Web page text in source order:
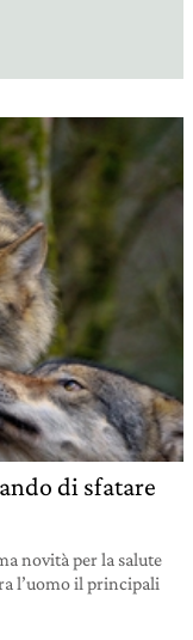
di sfatare
novità per la salute
l’uomo il principali